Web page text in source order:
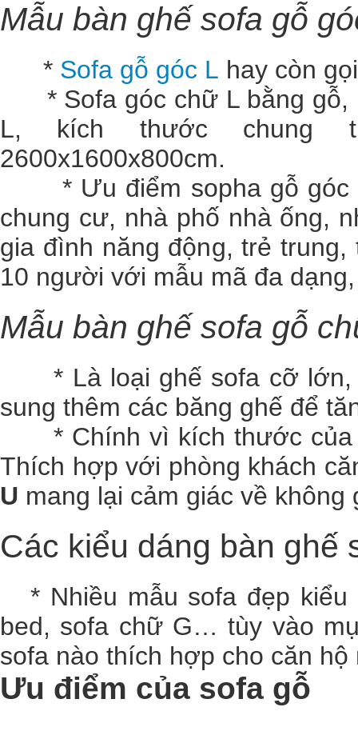
Mẫu bàn ghế sofa gỗ
* Sofa gỗ góc L hay còn
* Sofa góc chữ L bằng gỗ,
L, kích thước chung
2600x1600x800cm.
* Ưu điểm sopha gỗ góc
chung cư, nhà phố nhà ống,
gia đình năng động, trẻ
10 người với mẫu mã đa
Mẫu bàn ghế sofa gỗ
* Là loại ghế sofa cỡ lớn,
sung thêm các băng ghế để
* Chính vì kích thước
Thích hợp với phòng khách
U mang lại cảm giác về
Các kiểu dáng bàn ghế
* Nhiều mẫu sofa đẹp kiểu
bed, sofa chữ G… tùy vào
sofa nào thích hợp cho căn hộ
Ưu điểm của sofa gỗ